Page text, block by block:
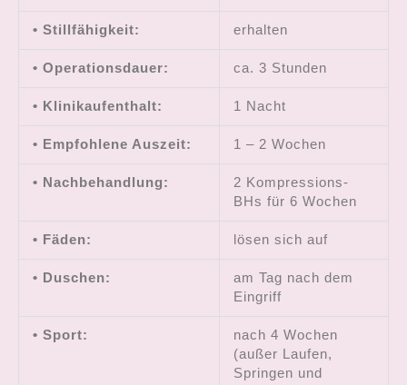
• Stillfähigkeit: erhalten
• Operationsdauer: ca. 3 Stunden
• Klinikaufenthalt: 1 Nacht
• Empfohlene Auszeit: 1 – 2 Wochen
• Nachbehandlung:
2 Kompressions-
BHs für 6 Wochen
• Fäden: lösen sich auf
• Duschen:
am Tag nach dem
Eingriff
• Sport:
nach 4 Wochen
(außer Laufen,
Springen und